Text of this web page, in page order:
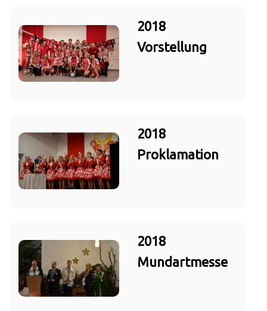
2018
Vorstellung
2018
Proklamation
2018
Mundartmesse